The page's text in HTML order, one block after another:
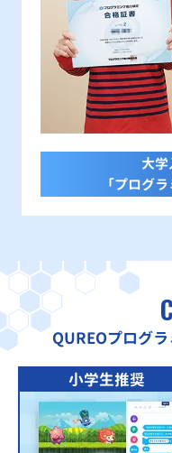
大
「プログ
QUREOプログ
小学生推奨